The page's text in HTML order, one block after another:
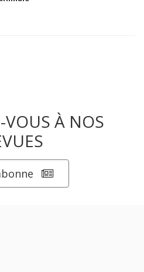
À NOS